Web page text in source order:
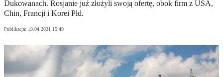
Dukowanach. Rosjanie już złożyli swoją ofertę, obok firm z USA,
Chin, Francji i Korei Płd.
Publikacja: 19.04.2021 15:49